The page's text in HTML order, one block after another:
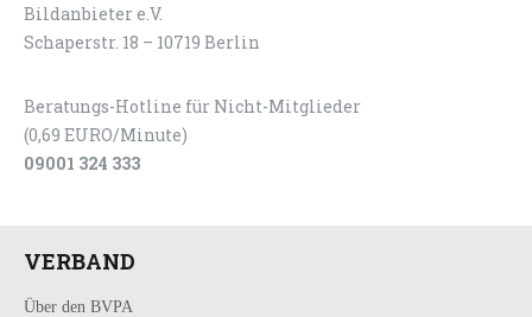
Bildanbieter e.V.
Schaperstr. 18 – 10719 Berlin
Beratungs-Hotline für Nicht-Mitglieder
(0,69 EURO/Minute)
09001 324 333
VERBAND
Über den BVPA